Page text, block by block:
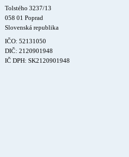
Tolstého 3237/13
058 01 Poprad
Slovenská republika
IČO: 52131050
DIČ: 2120901948
IČ DPH: SK2120901948